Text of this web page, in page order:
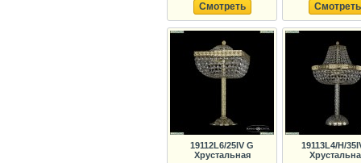
Смотреть Смотреть
19112L6/25IV G
Хрустальная
19113L4/H/